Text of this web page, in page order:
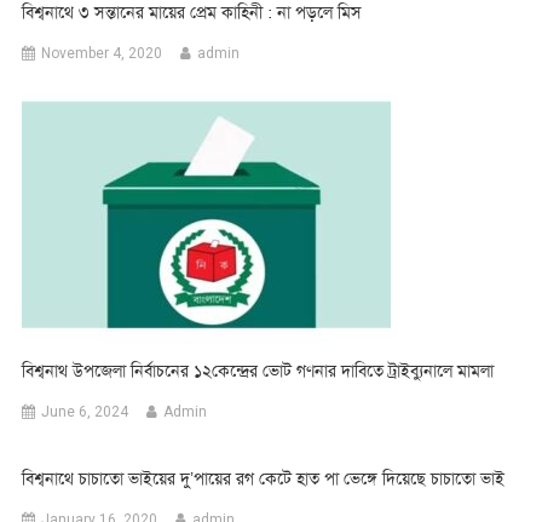
বিশ্বনাথে ৩ সন্তানের মায়ের প্রেম কাহিনী : না পড়লে মিস
November 4, 2020 admin
বিশ্বনাথ উপজেলা নির্বাচনের ১২কেন্দ্রের ভোট গণনার দাবিতে ট্রাইব্যুনালে মামলা
June 6, 2024 Admin
বিশ্বনাথে চাচাতো ভাইয়ের দু’পায়ের রগ কেটে হাত পা ভেঙ্গে দিয়েছে চাচাতো ভাই